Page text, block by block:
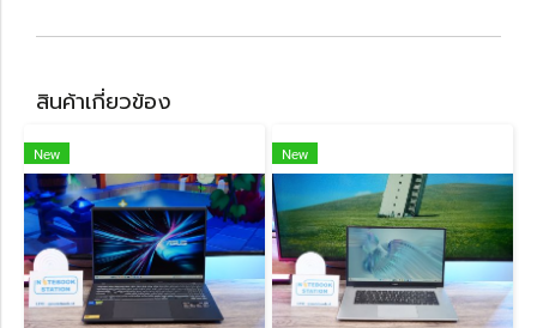
สินค้าเกี่ยวข้อง
New New